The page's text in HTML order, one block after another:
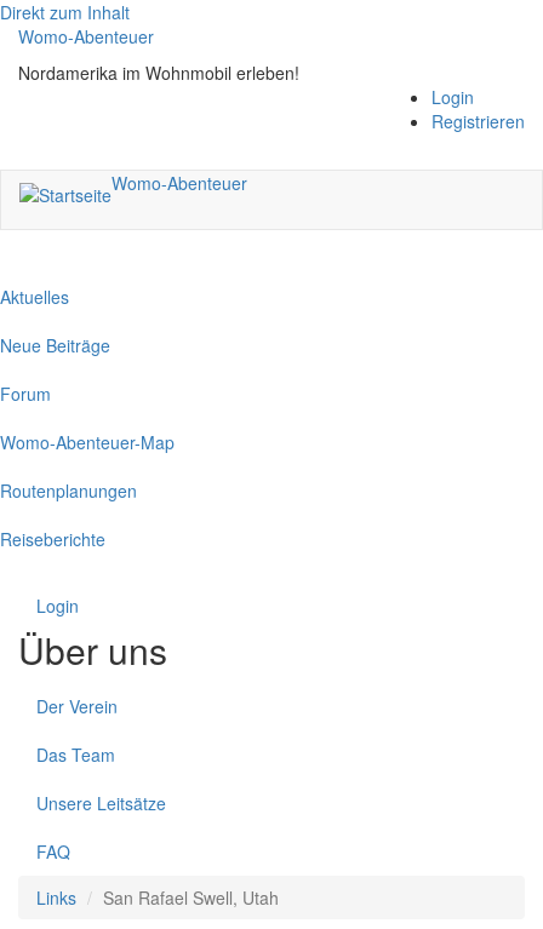
Direkt zum Inhalt
Womo-Abenteuer
Nordamerika im Wohnmobil erleben!
Login
Registrieren
Womo-Abenteuer
Aktuelles
Neue Beiträge
Forum
Womo-Abenteuer-Map
Routenplanungen
Reiseberichte
Login
Über uns
Der Verein
Das Team
Unsere Leitsätze
FAQ
Links
San Rafael Swell, Utah